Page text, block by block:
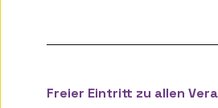
Freier Eintritt zu allen